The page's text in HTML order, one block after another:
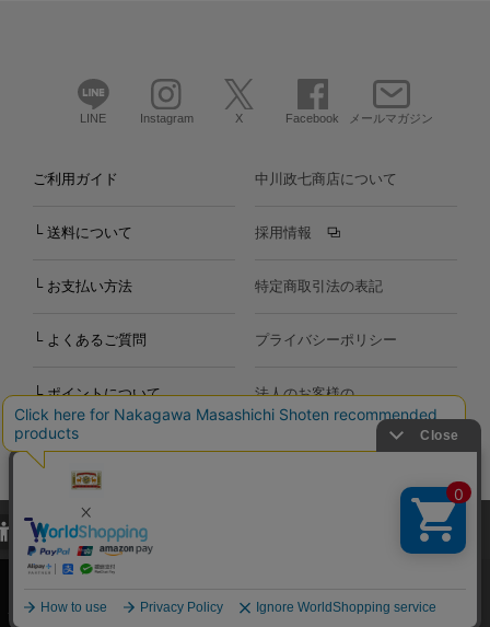
LINE Instagram X Facebook メールマガジン
ご利用ガイド
└ 送料について
└ お支払い方法
└ よくあるご質問
└ ポイントについて
お問い合わせ
中川政七商店について
採用情報
特定商取引法の表記
プライバシーポリシー
法人のお客様の
お問い合わせ
Copyright©2000-2026
Nakagawa Masashichi Shoten All Rights Reserved.
当サイトでは、当サイト内における閲覧履歴・属性情報などの取得およ
び利便性向上のためにクッキー（Cookie）を使用いたします。詳細に
関しては「プライバシーポリシー
承諾する